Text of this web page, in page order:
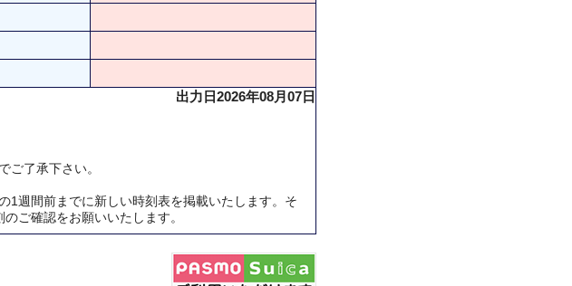
出力日2026年08月07日
了承下さい。
1週間前までに新しい時刻表を掲載いたします。そ
ご確認をお願いいたします。